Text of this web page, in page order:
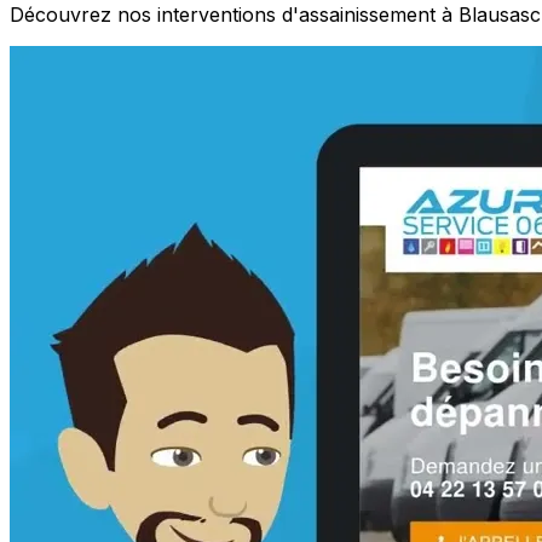
Découvrez nos interventions d'assainissement à